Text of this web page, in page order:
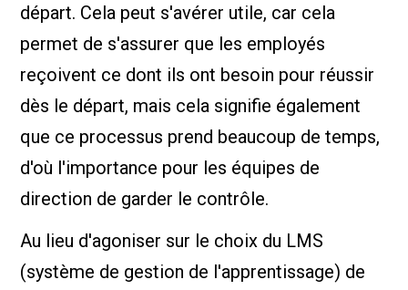
départ. Cela peut s'avérer utile, car cela
permet de s'assurer que les employés
reçoivent ce dont ils ont besoin pour réussir
dès le départ, mais cela signifie également
que ce processus prend beaucoup de temps,
d'où l'importance pour les équipes de
direction de garder le contrôle.
Au lieu d'agoniser sur le choix du LMS
(système de gestion de l'apprentissage) de